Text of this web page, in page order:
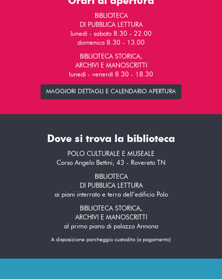
BIBLIOTECA
DI PUBBLICA LETTURA
lunedì - sabato 8.30 - 22.00
domenica 8.30 - 13.00
BIBLIOTECA STORICA,
ARCHIVI E MANOSCRITTI
lunedì - venerdì 8.30 - 18.30
MAGGIORI DETTAGLI E CALENDARIO APERTURA
Dove si trova la biblioteca
POLO CULTURALE E MUSEALE
Corso Angelo Bettini, 43 - Rovereto TN
BIBLIOTECA
DI PUBBLICA LETTURA
ai piani interrato e terra dell’edificio Polo
BIBLIOTECA STORICA,
ARCHIVI E MANOSCRITTI
al primo piano di palazzo Annona
A disposizione parcheggio custodito (a pagamento)